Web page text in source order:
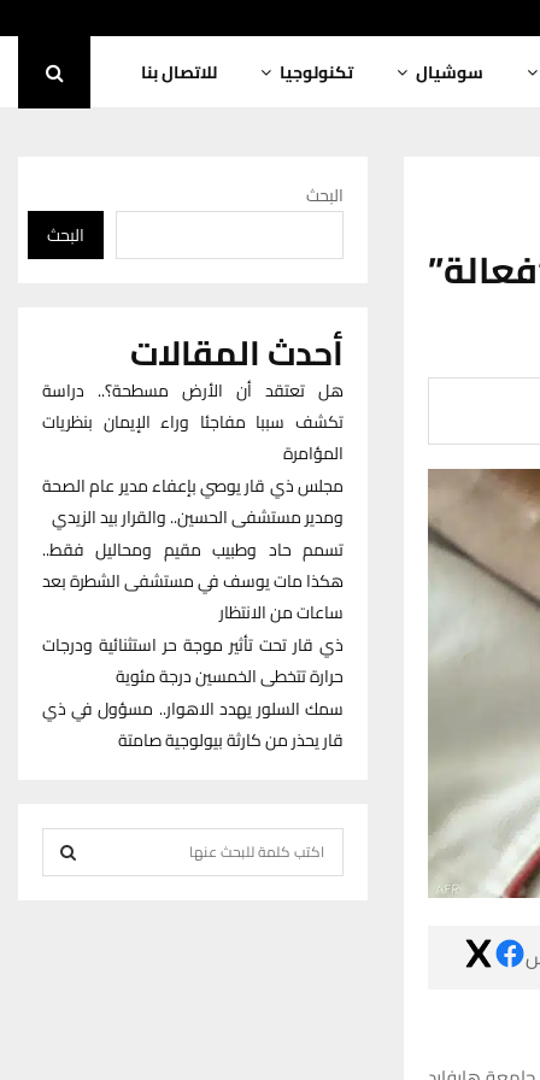
سوشيال تكنولوجيا للاتصال بنا
“فعالة”
البحث
البحث
أحدث المقالات
هل تعتقد أن الأرض مسطحة؟.. دراسة
تكشف سببا مفاجئا وراء الإيمان بنظريات
المؤامرة
مجلس ذي قار يوصي بإعفاء مدير عام الصحة
ومدير مستشفى الحسين.. والقرار بيد الزيدي
تسمم حاد وطبيب مقيم ومحاليل فقط..
هكذا مات يوسف في مستشفى الشطرة بعد
ساعات من الانتظار
ذي قار تحت تأثير موجة حر استثنائية ودرجات
حرارة تتخطى الخمسين درجة مئوية
سمك السلور يهدد الاهوار.. مسؤول في ذي
قار يحذر من كارثة بيولوجية صامتة
e